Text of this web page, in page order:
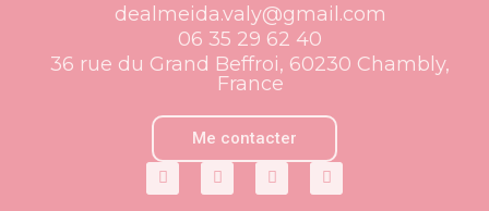
dealmeida.valy@gmail.com
06 35 29 62 40
36 rue du Grand Beffroi, 60230 Chambly,
France
Me contacter